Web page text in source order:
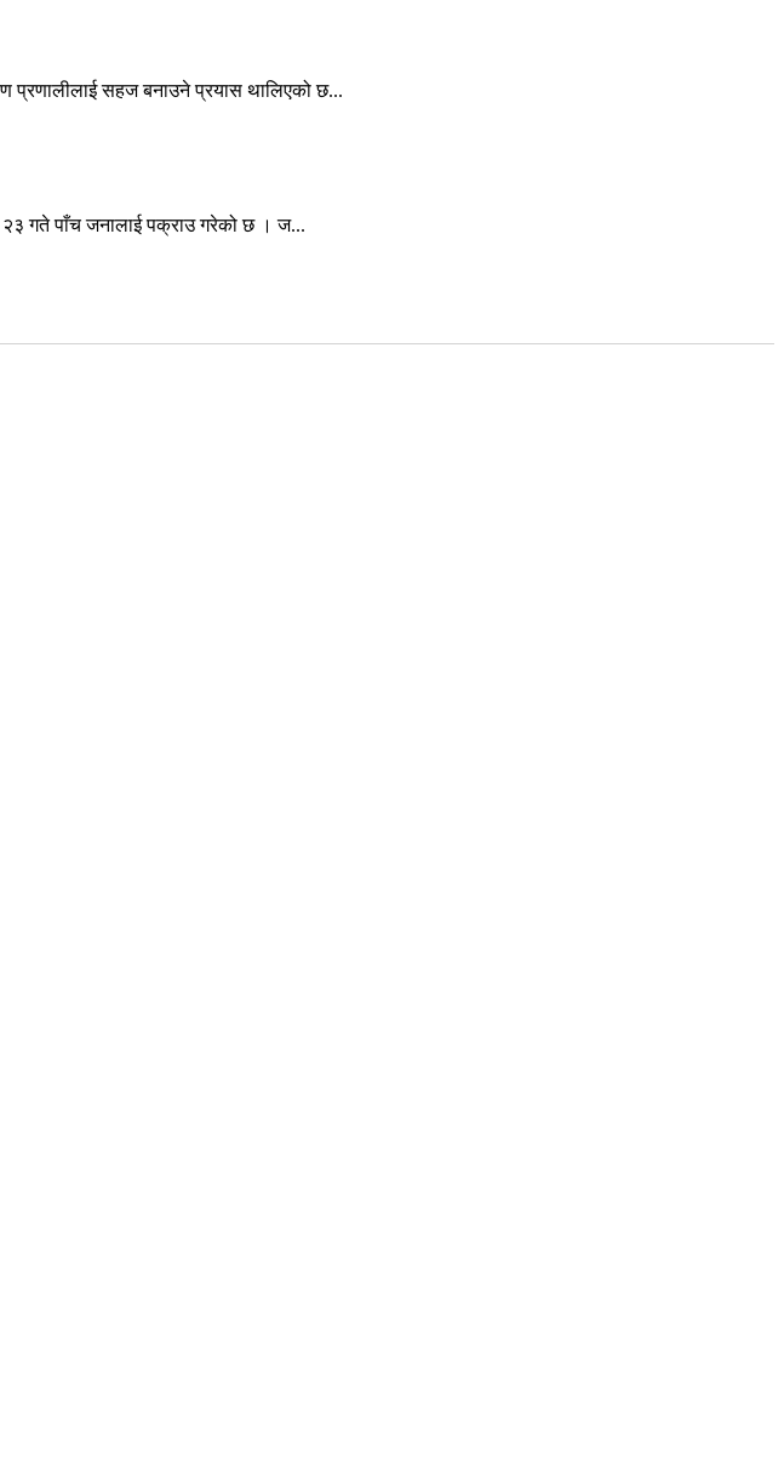
प्रणालीलाई सहज बनाउने प्रयास थालिएको छ...
गते पाँच जनालाई पक्राउ गरेको छ । ज...